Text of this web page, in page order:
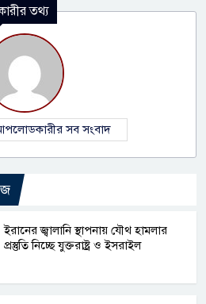
তথ্য
সব সংবাদ
ইরানের জ্বালানি স্থাপনায় যৌথ হামলার
প্রস্তুতি নিচ্ছে যুক্তরাষ্ট্র ও ইসরাইল